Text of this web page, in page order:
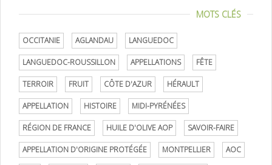
MOTS CLÉS
OCCITANIE AGLANDAU LANGUEDOC
LANGUEDOC-ROUSSILLON APPELLATIONS FÊTE
TERROIR FRUIT CÔTE D'AZUR HÉRAULT
APPELLATION HISTOIRE MIDI-PYRÉNÉES
RÉGION DE FRANCE HUILE D'OLIVE AOP SAVOIR-FAIRE
APPELLATION D'ORIGINE PROTÉGÉE MONTPELLIER AOC